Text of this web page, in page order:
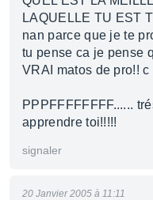
LAQUELLE TU EST
nan parce que je te
tu pense ca je pense
VRAI matos de pro!!
PPPFFFFFFFF......
apprendre toi!!!!!
signaler
20 Janvier 2005 à 11:11